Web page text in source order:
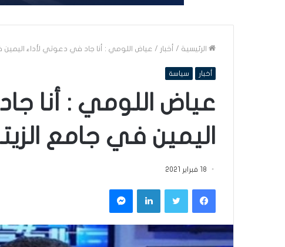
الرئيسية / أخبار / عياض اللومي : أنا جاد في دعوتي لأداء اليمين
أخبار سياسة
عياض اللومي : أنا
اليمين في جامع
18 فبراير 2021
فيسبوكتويتر لينكدإن ماسنجر